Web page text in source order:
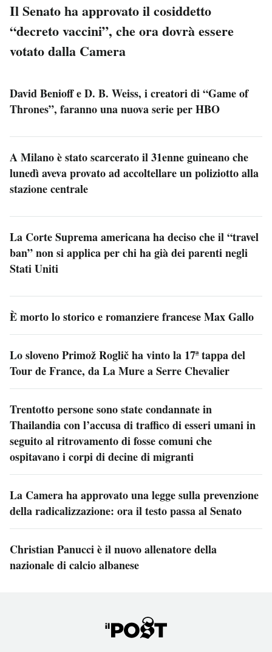
Il Senato ha approvato il cosiddetto
“decreto vaccini”, che ora dovrà essere
votato dalla Camera
David Benioff e D. B. Weiss, i creatori di “Game of
Thrones”, faranno una nuova serie per HBO
A Milano è stato scarcerato il 31enne guineano che
lunedì aveva provato ad accoltellare un poliziotto alla
stazione centrale
La Corte Suprema americana ha deciso che il “travel
ban” non si applica per chi ha già dei parenti negli
Stati Uniti
È morto lo storico e romanziere francese Max Gallo
Lo sloveno Primož Roglič ha vinto la 17ª tappa del
Tour de France, da La Mure a Serre Chevalier
Trentotto persone sono state condannate in
Thailandia con l’accusa di traffico di esseri umani in
seguito al ritrovamento di fosse comuni che
ospitavano i corpi di decine di migranti
La Camera ha approvato una legge sulla prevenzione
della radicalizzazione: ora il testo passa al Senato
Christian Panucci è il nuovo allenatore della
nazionale di calcio albanese